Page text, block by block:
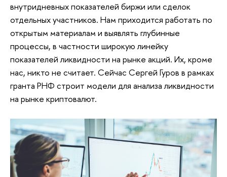
внутридневных показателей биржи или сделок
отдельных участников. Нам приходится работать по
открытым материалам и выявлять глубинные
процессы, в частности широкую линейку
показателей ликвидности на рынке акций. Их, кроме
нас, никто не считает. Сейчас Сергей Гуров в рамках
гранта РНФ строит модели для анализа ликвидности
на рынке криптовалют.